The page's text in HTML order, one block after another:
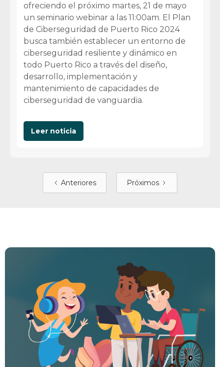
ofreciendo el próximo martes, 21 de mayo
un seminario webinar a las 11:00am. El Plan
de Ciberseguridad de Puerto Rico 2024
busca también establecer un entorno de
ciberseguridad resiliente y dinámico en
todo Puerto Rico a través del diseño,
desarrollo, implementación y
mantenimiento de capacidades de
ciberseguridad de vanguardia.
Leer noticia
Anteriores Próximos